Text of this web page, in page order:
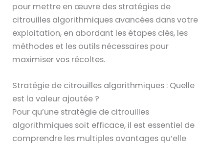
pour mettre en œuvre des stratégies de
citrouilles algorithmiques avancées dans votre
exploitation, en abordant les étapes clés, les
méthodes et les outils nécessaires pour
maximiser vos récoltes.
Stratégie de citrouilles algorithmiques : Quelle
est la valeur ajoutée ?
Pour qu’une stratégie de citrouilles
algorithmiques soit efficace, il est essentiel de
comprendre les multiples avantages qu’elle